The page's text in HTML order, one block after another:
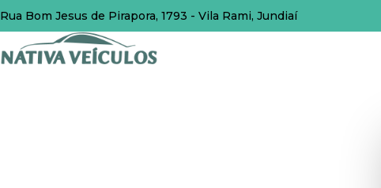
Rua Bom Jesus de Pirapora, 1793 - Vila Rami, Jundiaí